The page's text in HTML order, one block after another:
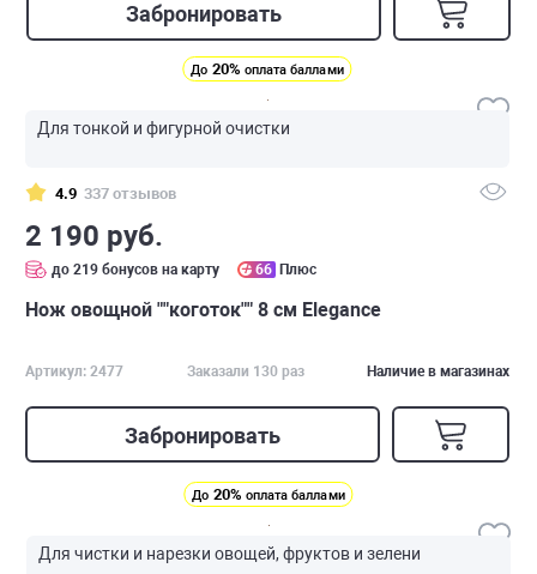
Забронировать
До 20% оплата баллами
Для тонкой и фигурной очистки
4.9 337 отзывов
2 190 руб.
до 219 бонусов на карту 66 Плюс
Нож овощной ""коготок"" 8 см Elegance
Артикул: 2477 Заказали 130 раз Наличие в магазинах
Забронировать
До 20% оплата баллами
Для чистки и нарезки овощей, фруктов и зелени